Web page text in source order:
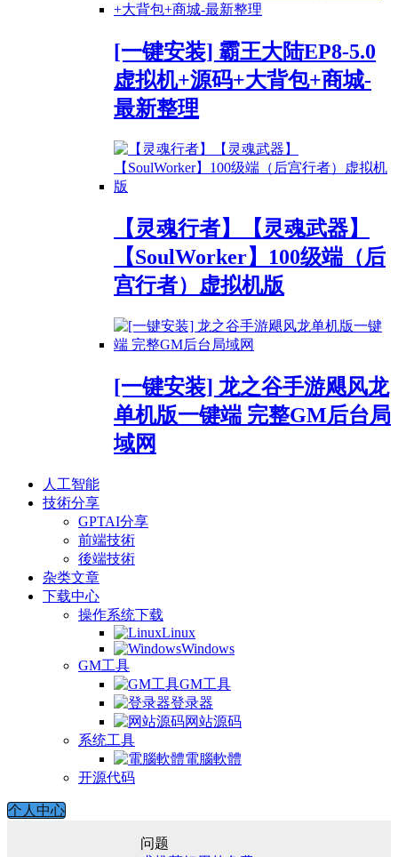
[一键安装] 霸王大陆EP8-5.0
虚拟机+源码+大背包+商城-
最新整理
【灵魂行者】【灵魂武器】
【SoulWorker】100级端（后
宫行者）虚拟机版
[一键安装] 龙之谷手游飓风龙
单机版一键端 完整GM后台局
域网
人工智能
技術分享
GPTAI分享
前端技術
後端技術
杂类文章
下载中心
操作系统下载
Linux
Windows
GM工具
GM工具
登录器
网站源码
系统工具
電腦軟體
开源代码
个人中心
问题